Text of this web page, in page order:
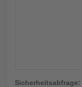
Sicherheitsabfrage: